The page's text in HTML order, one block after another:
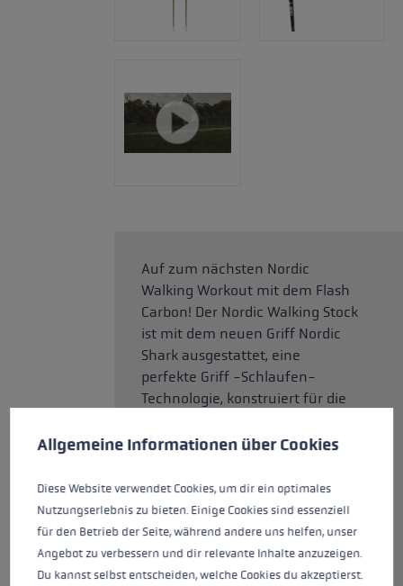
Auf zum nächsten Nordic
Walking Workout mit dem Flash
Carbon! Der Nordic Walking Stock
ist mit dem neuen Griff Nordic
Shark ausgestattet, eine
perfekte Griff -Schlaufen-
Technologie, konstruiert für die
den neuen Griff bekommst bei
Führung, Kontrolle und
Kraftübertragung auf den Stock
und kannst so effektiv
trainieren. Der Fixlängenstock ist
in den Längen von 100 bis 130
Cookie-Voreinstellungen
Allgemeine Informationen über Cookies
Diese Website verwendet Cookies, um dir ein optimales
Nutzungserlebnis zu bieten. Einige Cookies sind essenziell
für den Betrieb der Seite, während andere uns helfen, unser
Angebot zu verbessern und dir relevante Inhalte anzuzeigen.
Du kannst selbst entscheiden, welche Cookies du akzeptierst.